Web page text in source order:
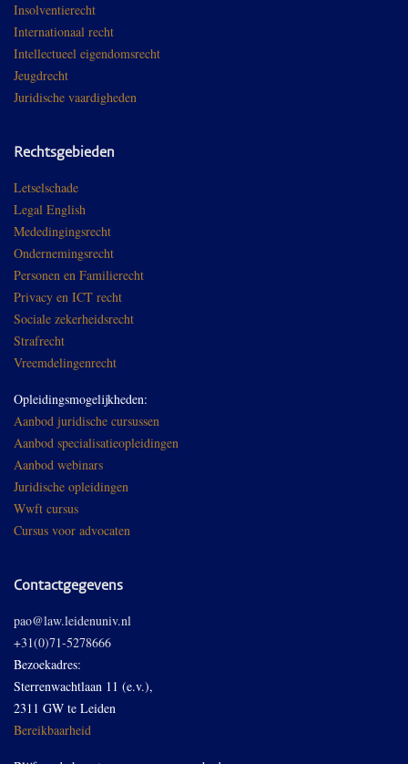
Insolventierecht
Internationaal recht
Intellectueel eigendomsrecht
Jeugdrecht
Juridische vaardigheden
Rechtsgebieden
Letselschade
Legal English
Mededingingsrecht
Ondernemingsrecht
Personen en Familierecht
Privacy en ICT recht
Sociale zekerheidsrecht
Strafrecht
Vreemdelingenrecht
Opleidingsmogelijkheden:
Aanbod juridische cursussen
Aanbod specialisatieopleidingen
Aanbod webinars
Juridische opleidingen
Wwft cursus
Cursus voor advocaten
Contactgegevens
pao@law.leidenuniv.nl
+31(0)71-5278666
Bezoekadres:
Sterrenwachtlaan 11 (e.v.),
2311 GW te Leiden
Bereikbaarheid